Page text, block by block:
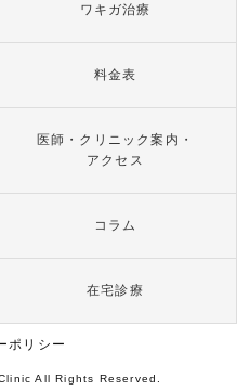
ワキガ治療
料金表
医師・クリニック案内・
アクセス
コラム
在宅診療
ポリシー
All Rights Reserved.